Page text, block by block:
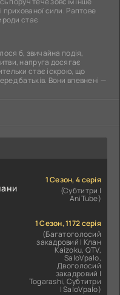
сили. Раптове
стає
б, звичайна подія,
напруга досягає
стає іскрою, що
батьків. Вони впевнені —
1 Сезон, 4 серія
(Субтитри |
AniTube)
1 Сезон, 1172 серія
(Багатоголосий
закадровий | Клан
Kaizoku, QTV,
SaloVpalo,
Двоголосий
закадровий |
Togarashi, Субтитри
| SaloVpalo)